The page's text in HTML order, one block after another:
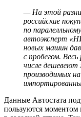
— На этой
российские
по
автоэксперт
новых машин
с пробегом.
числе дешевеют
производимых
Данные Автостата
пользуются